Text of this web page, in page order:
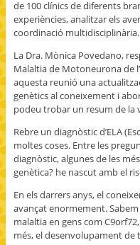
de 100 clínics de diferents
experiències, analitzar els
coordinació multidisciplinària.
La Dra. Mònica Povedano,
Malaltia de Motoneurona de
aquesta reunió una
genètics al coneixement i
podeu trobar un resum de la
Rebre un diagnòstic d’ELA
moltes coses. Entre les
diagnòstic, algunes de les
genètica? he nascut amb el
En els darrers anys, el
avançat enormement.
malaltia en gens com C9orf72,
més, el desenvolupament de